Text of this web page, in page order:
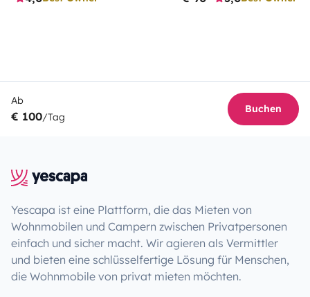
Ab
€ 100/Tag
Buchen
Yescapa ist eine Plattform, die das Mieten von
Wohnmobilen und Campern zwischen Privatpersonen
einfach und sicher macht. Wir agieren als Vermittler
und bieten eine schlüsselfertige Lösung für Menschen,
die Wohnmobile von privat mieten möchten.